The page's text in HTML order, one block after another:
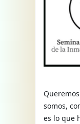
somos,
es lo que